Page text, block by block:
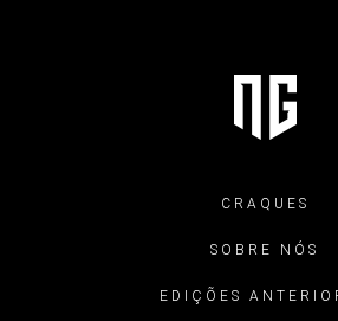
CRAQUES
SOBRE NÓS
EDIÇÕES